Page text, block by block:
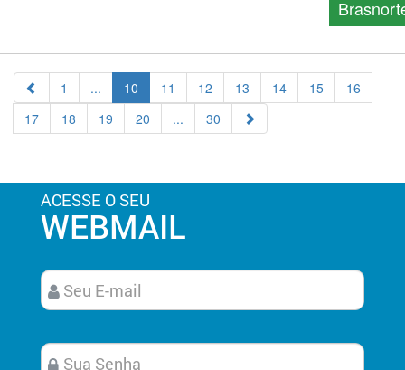
1 ... 10 11 12 13 14 15
16
17
18 19 20 ... 30
ACESSE O SEU
WEBMAIL